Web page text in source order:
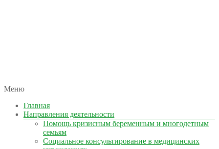
КОЛЫМА — ЗА ЖИЗНЬ
автономная некоммерческая организация
Меню
Главная
Направления деятельности
Помощь кризисным беременным и многодетным
семьям
Социальное консультирование в медицинских